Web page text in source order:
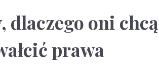
dlaczego oni chcą
prawa